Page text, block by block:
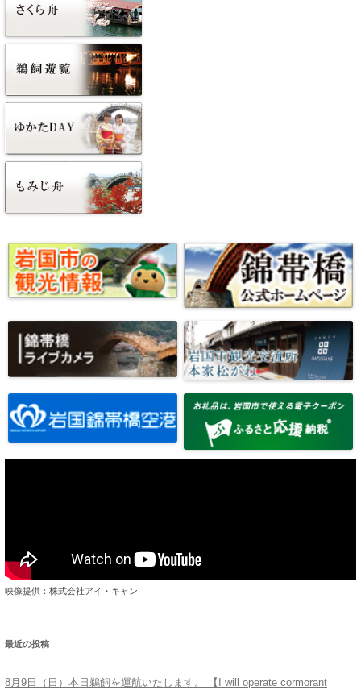
映像提供：株式会社アイ・キャン
最近の投稿
8月9日（日）本日鵜飼を運航いたします。 【I will operate cormorant